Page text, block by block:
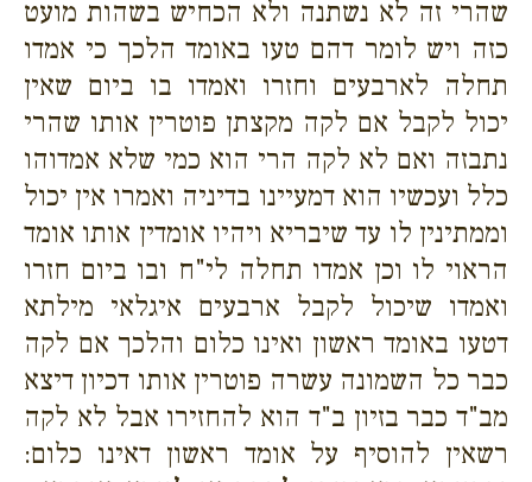
שהרי זה לא נשתנה ולא הכחיש בשהות מועט
כזה ויש לומר דהם טעו באומד הלכך כי אמדו
תחלה לארבעים וחזרו ואמדו בו ביום שאין
יכול לקבל אם לקה מקצתן פוטרין אותו שהרי
נתבזה ואם לא לקה הרי הוא כמי שלא אמדוהו
כלל ועכשיו הוא דמעיינו בדיניה ואמרו אין יכול
וממתינין לו עד שיבריא ויהיו אומדין אותו אומד
הראוי לו וכן אמדו תחלה לי"ח ובו ביום חזרו
ואמדו שיכול לקבל ארבעים איגלאי מילתא
דטעו באומד ראשון ואינו כלום והלכך אם לקה
כבר כל השמונה עשרה פוטרין אותו דכיון דיצא
מב"ד כבר בזיון ב"ד הוא להחזירו אבל לא לקה
רשאין להוסיף על אומד ראשון דאינו כלום: